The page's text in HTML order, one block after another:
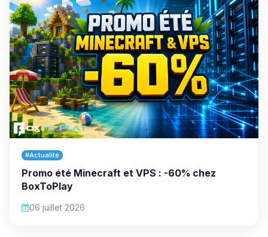
#Actualité
Promo été Minecraft et VPS : -60% chez
BoxToPlay
06 juillet 2026